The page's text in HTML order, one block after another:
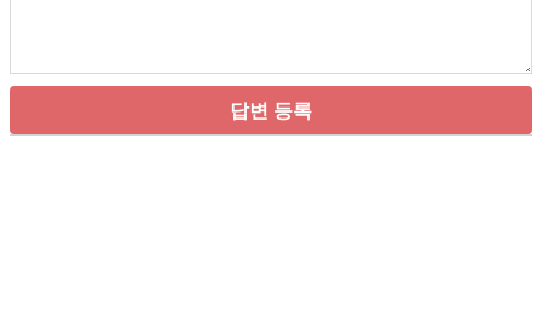
답변 등록